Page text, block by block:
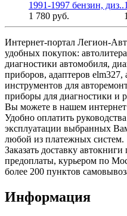
1991-1997 бензин, диз..
1 780 руб.
Интернет-портал Легион-
удобных покупок:
диагностики автомобиля,
приборов, адаптеров elm327,
инструментов для
приборы для диагностики и
Вы можете в нашем интернет
Удобно оплатить
эксплуатации выбранных
любой из платежных систем.
Заказать доставку автокниги
предоплаты, курьером по
более 200 пунктов
Информация